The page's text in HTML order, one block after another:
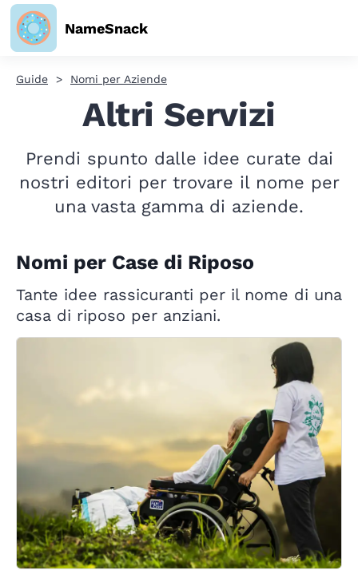
NameSnack
Guide Nomi per Aziende
Altri Servizi
Prendi spunto dalle idee curate dai
nostri editori per trovare il nome per
una vasta gamma di aziende.
Nomi per Case di Riposo
Tante idee rassicuranti per il nome di una
casa di riposo per anziani.